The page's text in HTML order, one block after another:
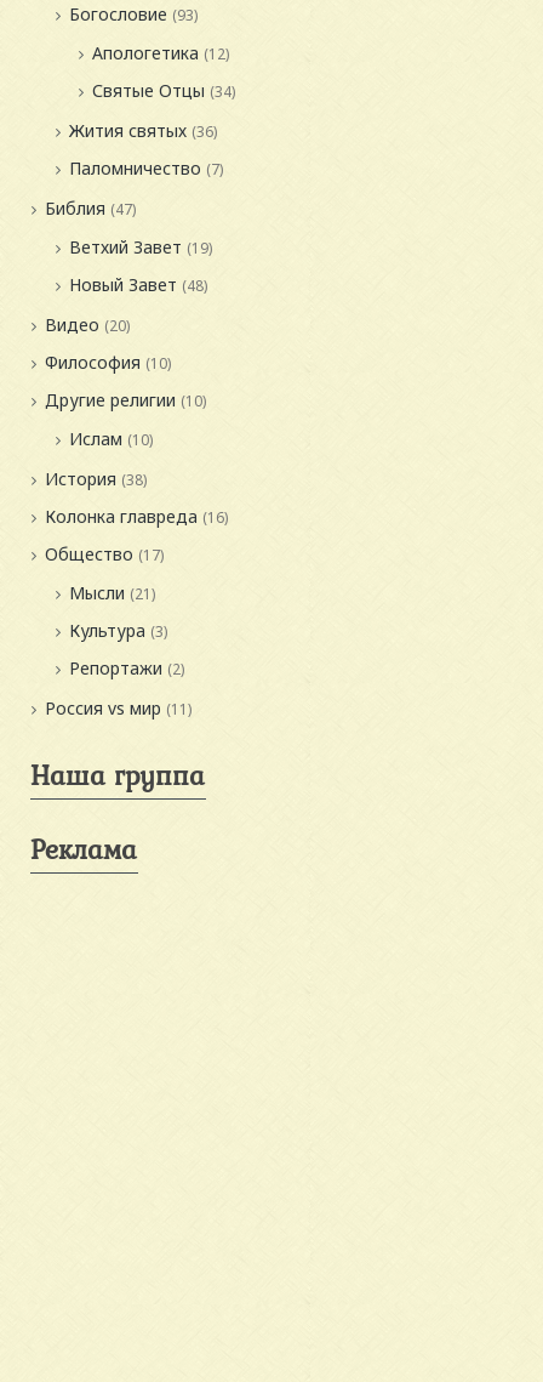
Богословие (93)
Апологетика (12)
Святые Отцы (34)
Жития святых (36)
Паломничество (7)
Библия (47)
Ветхий Завет (19)
Новый Завет (48)
Видео (20)
Философия (10)
Другие религии (10)
Ислам (10)
История (38)
Колонка главреда (16)
Общество (17)
Мысли (21)
Культура (3)
Репортажи (2)
Россия vs мир (11)
Наша группа
Реклама